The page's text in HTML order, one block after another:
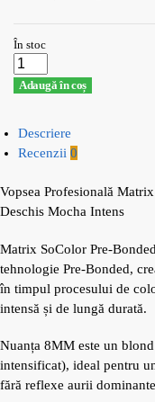
În stoc
Adaugă în coș
Descriere
Recenzii 0
Vopsea Profesională
Deschis Mocha Intens
Matrix SoColor Pre-
tehnologie Pre-Bonded,
în timpul procesului de
intensă și de lungă durată.
Nuanța 8MM este un
intensificat), ideal pentru
fără reflexe aurii